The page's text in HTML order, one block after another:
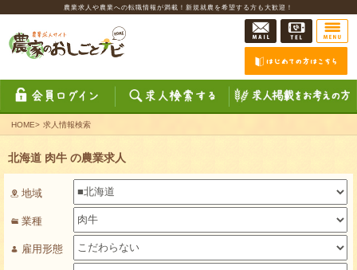
農業求人や農業への転職情報が満載！新規就農を希望する方も大歓迎！
HOME> 求人情報検索
北海道 肉牛 の農業求人
地域
業種
雇用形態